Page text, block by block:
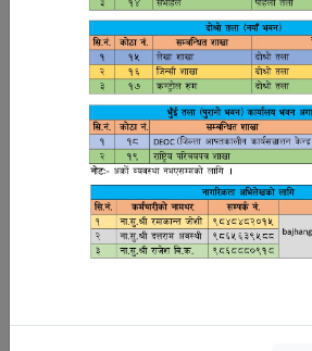
भीष्मराज जोशी
लेखापाल
नन्द बहादुर धामी
९८५८४८२०२६)